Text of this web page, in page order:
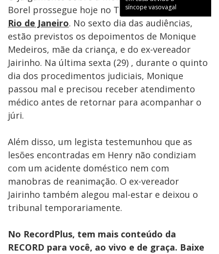
síncope vasovagal
Borel prossegue hoje no Tribunal de Justiça do
Rio de Janeiro. No sexto dia das audiências,
estão previstos os depoimentos de Monique
Medeiros, mãe da criança, e do ex-vereador
Jairinho. Na última sexta (29) , durante o quinto
dia dos procedimentos judiciais, Monique
passou mal e precisou receber atendimento
médico antes de retornar para acompanhar o
júri.
Além disso, um legista testemunhou que as
lesões encontradas em Henry não condiziam
com um acidente doméstico nem com
manobras de reanimação. O ex-vereador
Jairinho também alegou mal-estar e deixou o
tribunal temporariamente.
No RecordPlus, tem mais conteúdo da
RECORD para você, ao vivo e de graça. Baixe